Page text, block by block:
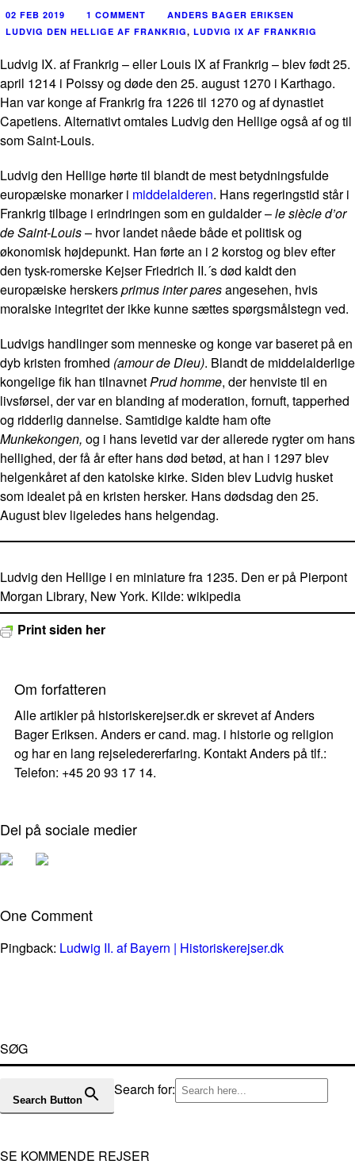
02 FEB 2019 1 COMMENT
ANDERS BAGER ERIKSEN
LUDVIG DEN HELLIGE AF FRANKRIG, LUDVIG IX AF FRANKRIG
Ludvig IX. af Frankrig – eller Louis IX af Frankrig – blev født 25.
april 1214 i Poissy og døde den 25. august 1270 i Karthago.
Han var konge af Frankrig fra 1226 til 1270 og af dynastiet
Capetiens. Alternativt omtales Ludvig den Hellige også af og til
som Saint-Louis.
Ludvig den Hellige hørte til blandt de mest betydningsfulde
europæiske monarker i middelalderen. Hans regeringstid står i
Frankrig tilbage i erindringen som en guldalder –le siècle d’or
de Saint-Louis– hvor landet nåede både et politisk og
økonomisk højdepunkt. Han førte an i 2 korstog og blev efter
den tysk-romerske Kejser Friedrich II.´s død kaldt den
europæiske herskersprimus inter paresangesehen, hvis
moralske integritet der ikke kunne sættes spørgsmålstegn ved.
Ludvigs handlinger som menneske og konge var baseret på en
dyb kristen fromhed (amour de Dieu). Blandt de middelalderlige
kongelige fik han tilnavnetPrud homme, der henviste til en
livsførsel, der var en blanding af moderation, fornuft, tapperhed
og ridderlig dannelse. Samtidige kaldte ham ofte
Munkekongen, og i hans levetid var der allerede rygter om hans
hellighed, der få år efter hans død betød, at han i 1297 blev
helgenkåret af den katolske kirke. Siden blev Ludvig husket
som idealet på en kristen hersker. Hans dødsdag den 25.
August blev ligeledes hans helgendag.
Ludvig den Hellige i en miniature fra 1235. Den er på Pierpont
Morgan Library, New York. Kilde: wikipedia
Print siden her
Om forfatteren
Alle artikler på historiskerejser.dk er skrevet af Anders
Bager Eriksen. Anders er cand. mag. i historie og religion
og har en lang rejseledererfaring. Kontakt Anders på tlf.:
Telefon: +45 20 93 17 14.
Del på sociale medier
One Comment
Pingback: Ludwig II. af Bayern | Historiskerejser.dk
SØG
Search for:
Search Button
SE KOMMENDE REJSER